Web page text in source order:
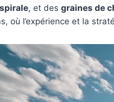
, et des graines de
où l’expérience et la